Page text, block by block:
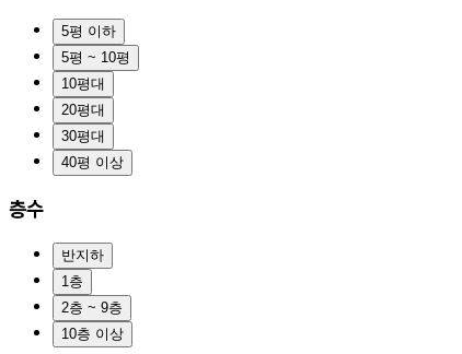
5평 이하
5평 ~ 10평
10평대
20평대
30평대
40평 이상
층수
반지하
1층
2층 ~ 9층
10층 이상